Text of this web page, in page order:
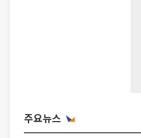
주요뉴스